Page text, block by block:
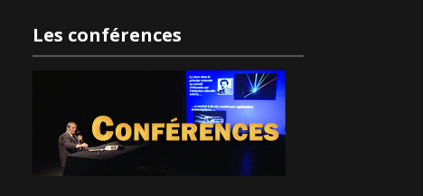
Les conférences